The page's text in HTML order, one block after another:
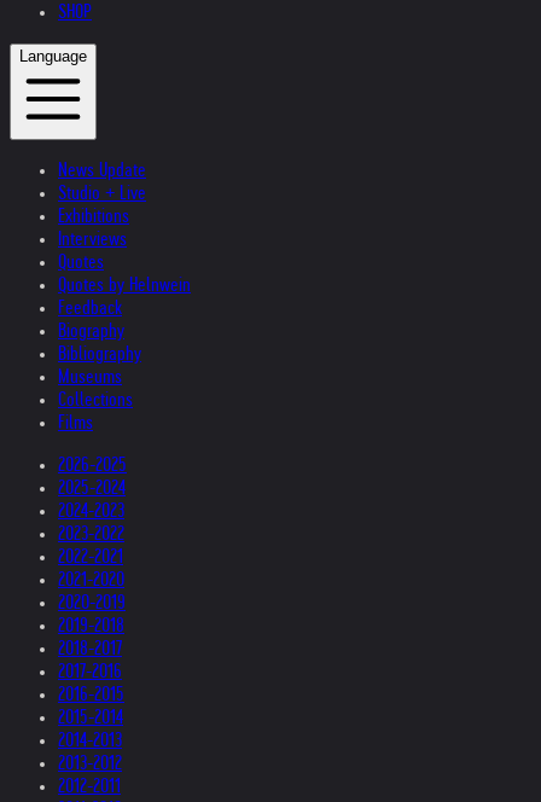
SHOP
Language
News Update
Studio + Live
Exhibitions
Interviews
Quotes
Quotes by Helnwein
Feedback
Biography
Bibliography
Museums
Collections
Films
2026-2025
2025-2024
2024-2023
2023-2022
2022-2021
2021-2020
2020-2019
2019-2018
2018-2017
2017-2016
2016-2015
2015-2014
2014-2013
2013-2012
2012-2011